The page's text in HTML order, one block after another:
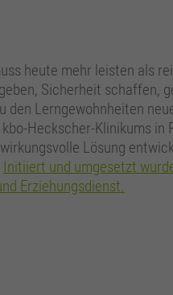
heute mehr leisten als
Sicherheit schaffen,
den Lerngewohnheiten
Heckscher-Klinikums in
Lösung
Initiiert und umgesetzt
Erziehungsdienst.